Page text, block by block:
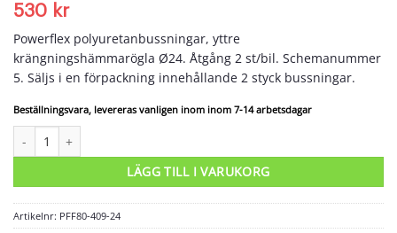
530 kr
Powerflex polyuretanbussningar, yttre
krängningshämmarögla Ø24. Åtgång 2 st/bil. Schemanummer
5. Säljs i en förpackning innehållande 2 styck bussningar.
Beställningsvara, levereras vanligen inom inom 7-14 arbetsdagar
LÄGG TILL I VARUKORG
Artikelnr: PFF80-409-24